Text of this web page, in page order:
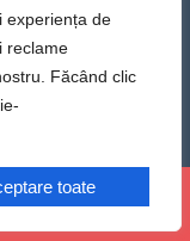
experiența de
reclame
Făcând clic
toate
tine!